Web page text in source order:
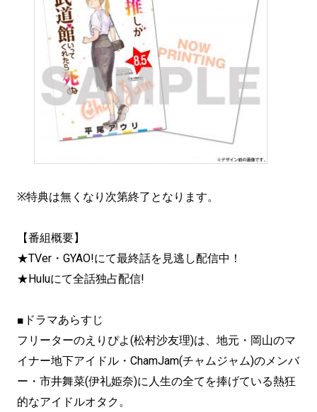
※特典は無くなり次第終了となります。
【番組概要】
★TVer・GYAO!にて最終話を見逃し配信中！
★Huluにて全話独占配信!
■ドラマあらすじ
フリーターのえりぴよ(松村沙友理)は、地元・岡山のマ
イナー地下アイドル・ChamJam(チャムジャム)のメンバ
ー・市井舞菜(伊礼姫奈)に人生の全てを捧げている熱狂
的なアイドルオタク。